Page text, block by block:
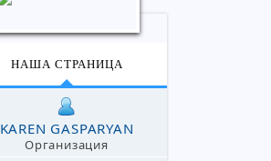
НАША СТРАНИЦА
KAREN GASPARYAN
Организация